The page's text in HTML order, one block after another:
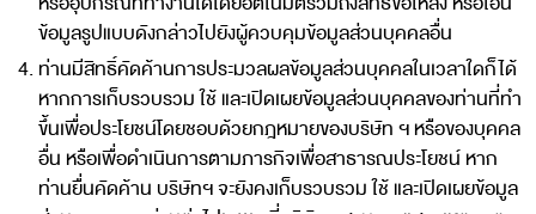
ข้อมูลรูปแบบดังกล่าวไปยังผู้ควบคุมข้อมูลส่วนบุคคลอื่น
ท่านมีสิทธิ์คัดค้านการประมวลผลข้อมูลส่วนบุคคลในเวลาใดก็ได้
หากการเก็บรวบรวม ใช้ และเปิดเผยข้อมูลส่วนบุคคลของท่านที่ทำ
ขึ้นเพื่อประโยชน์โดยชอบด้วยกฎหมายของบริษัท ฯ หรือของบุคคล
อื่น หรือเพื่อดำเนินการตามภารกิจเพื่อสาธารณประโยชน์ หาก
ท่านยื่นคัดค้าน บริษัทฯ จะยังคงเก็บรวบรวม ใช้ และเปิดเผยข้อมูล